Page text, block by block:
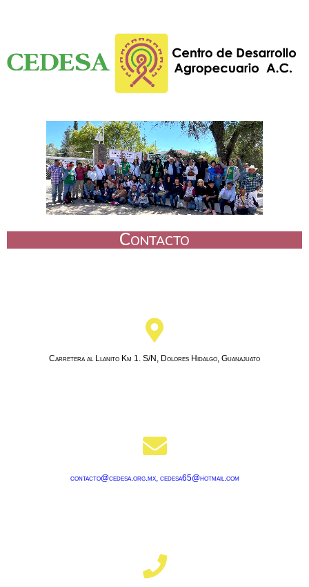
Contacto
Carretera al Llanito Km 1. S/N, Dolores Hidalgo, Guanajuato
contacto@cedesa.org.mx, cedesa65@hotmail.com